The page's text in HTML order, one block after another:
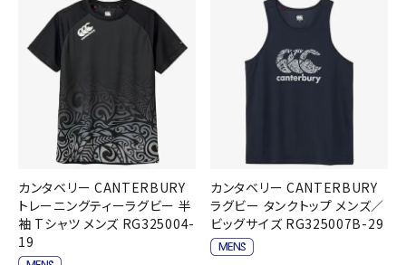
カンタベリー CANTERBURY
トレーニングティーラグビー 半
袖 Tシャツ メンズ RG325004-
19
カンタベリー CANTERBURY
ラグビー タンクトップ メンズ／
ビッグサイズ RG325007B-29